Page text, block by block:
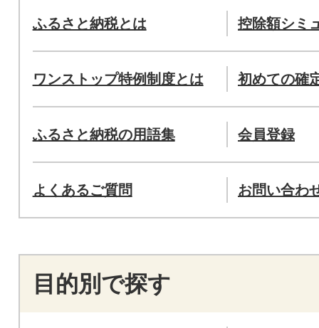
ふるさと納税とは 控除額シミ
ワンストップ特例制度とは 初めての確
ふるさと納税の用語集 会員登録
よくあるご質問 お問い合わ
目的別で探す